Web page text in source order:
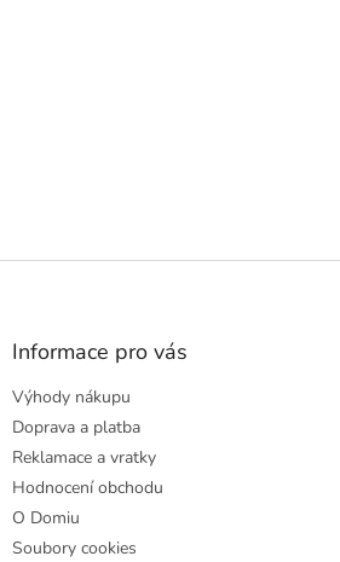
Z
Informace pro vás
Výhody nákupu
Doprava a platba
Reklamace a vratky
Hodnocení obchodu
O Domiu
Soubory cookies